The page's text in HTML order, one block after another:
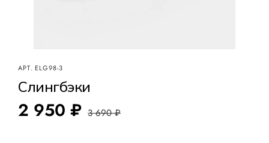
АРТ.ELG98-3
Слингбэки
2 950 ₽ 3 690 ₽